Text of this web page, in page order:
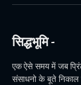
सिद्धभूमि -
एक ऐसे समय में जब
संसाधनो के बूते निकाल